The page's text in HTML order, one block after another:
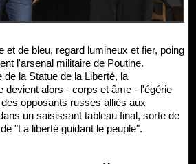
l'arsenal militaire de Poutine.
de la Statue de la Liberté, la
devient alors - corps et âme - l'égérie
opposants russes alliés aux
un saisissant tableau final, sorte de
"La liberté guidant le peuple".